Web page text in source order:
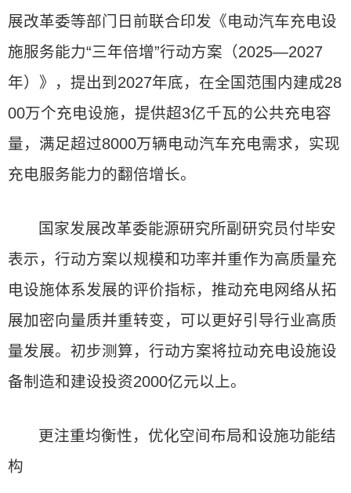
展改革委等部门日前联合印发《电动汽车充电设
施服务能力“三年倍增”行动方案（2025—2027
年）》，提出到2027年底，在全国范围内建成28
00万个充电设施，提供超3亿千瓦的公共充电容
量，满足超过8000万辆电动汽车充电需求，实现
充电服务能力的翻倍增长。
国家发展改革委能源研究所副研究员付毕安
表示，行动方案以规模和功率并重作为高质量充
电设施体系发展的评价指标，推动充电网络从拓
展加密向量质并重转变，可以更好引导行业高质
量发展。初步测算，行动方案将拉动充电设施设
备制造和建设投资2000亿元以上。
更注重均衡性，优化空间布局和设施功能结
构